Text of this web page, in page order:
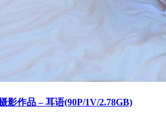
影作品 – 耳语(90P/1V/2.78GB)